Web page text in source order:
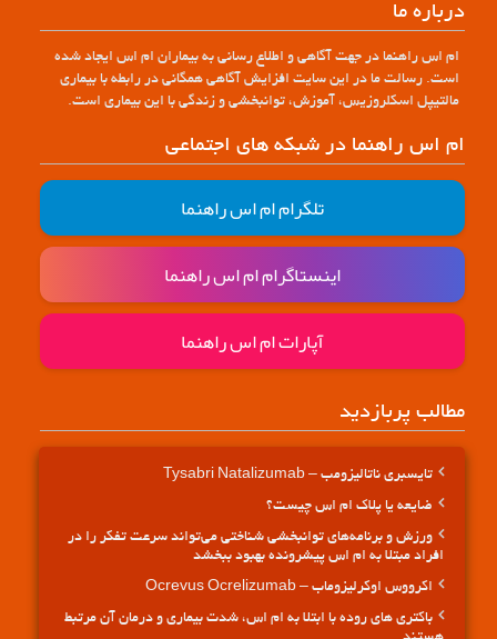
درباره ما
ام اس راهنما در جهت آگاهی و اطلاع رسانی به بیماران ام اس ایجاد شده
است. رسالت ما در این سایت افزایش آگاهی همگانی در رابطه با بیماری
مالتیپل اسکلروزیس، آموزش، توانبخشی و زندگی با این بیماری است.
ام اس راهنما در شبکه های اجتماعی
تلگرام ام اس راهنما
اینستاگرام ام اس راهنما
آپارات ام اس راهنما
مطالب پربازدید
تایسبری ناتالیزومب – Tysabri Natalizumab
ضایعه یا پلاک ام اس چیست؟
ورزش و برنامه‌های توانبخشی شناختی می‌تواند سرعت تفکر را در
افراد مبتلا به ام اس پیشرونده بهبود ببخشد
اکرووس اوکرلیزوماب – Ocrevus Ocrelizumab
باکتری های روده با ابتلا به ام اس، شدت بیماری و درمان آن مرتبط